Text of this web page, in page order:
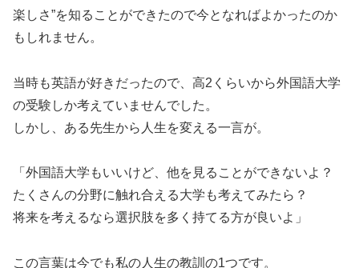
楽しさ”を知ることができたので今となればよかったのか
もしれません。
当時も英語が好きだったので、高2くらいから外国語大学
の受験しか考えていませんでした。
しかし、ある先生から人生を変える一言が。
「外国語大学もいいけど、他を見ることができないよ？
たくさんの分野に触れ合える大学も考えてみたら？
将来を考えるなら選択肢を多く持てる方が良いよ」
この言葉は今でも私の人生の教訓の1つです。